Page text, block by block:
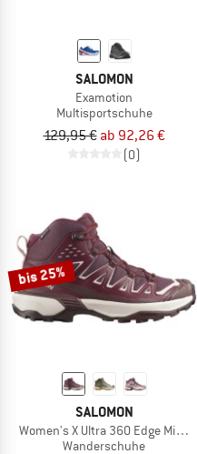
SALOMON
Examotion
Multisportschuhe
129,95 € ab 92,26 €
(0)
bis 25%
SALOMON
Women's X Ultra 360 Edge Mid GTX
Wanderschuhe